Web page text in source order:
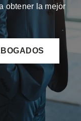
obtener la mejor